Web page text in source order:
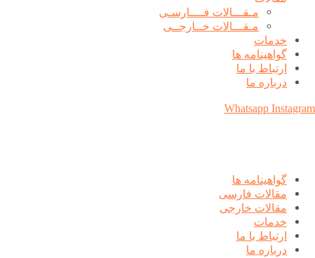
مـقـــالات فــــارسـی
مـقـــالات خــارجــی
خدمات
گواهینامه ها
ارتباط با ما
درباره ما
Whatsapp Instagram
گواهینامه ها
مقالات فارسی
مقالات خارجی
خدمات
ارتباط با ما
درباره ما